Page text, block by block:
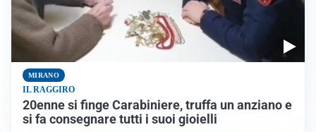
MIRANO
IL RAGGIRO
20enne si finge Carabiniere, truffa un anziano e
si fa consegnare tutti i suoi gioielli